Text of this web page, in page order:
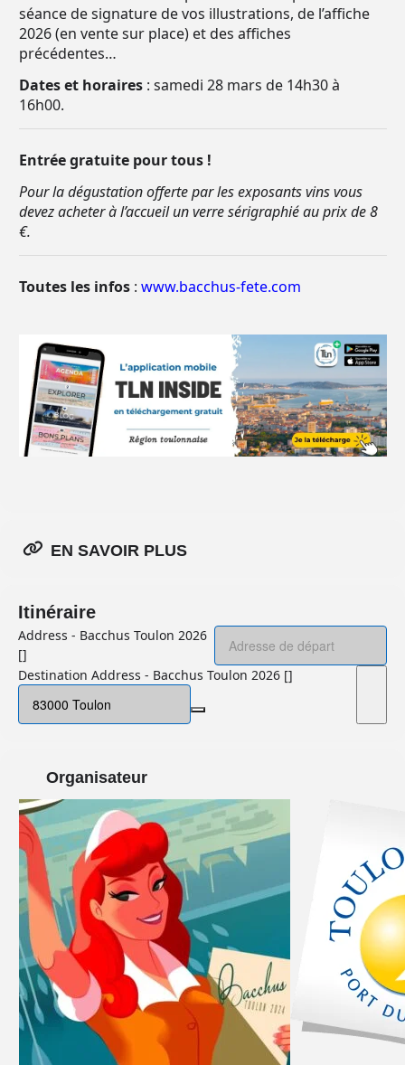
séance de signature de vos illustrations, de l’affiche
2026 (en vente sur place) et des affiches
précédentes…
Dates et horaires : samedi 28 mars de 14h30 à
16h00.
Entrée gratuite pour tous !
Pour la dégustation offerte par les exposants vins vous
devez acheter à l’accueil un verre sérigraphié au prix de 8
€.
Toutes les infos : www.bacchus-fete.com
EN SAVOIR PLUS
Itinéraire
Address - Bacchus Toulon 2026
[]
Destination Address - Bacchus Toulon 2026 []
Organisateur